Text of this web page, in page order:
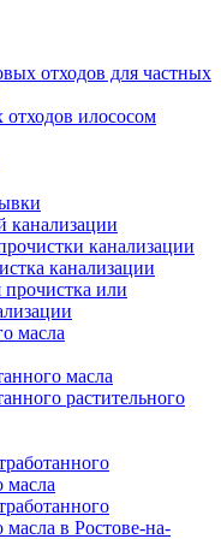
отходов для частных
илососом
канализации
канализации
канализации
или
масла
масла
растительного
масла
масла в Ростове-на-